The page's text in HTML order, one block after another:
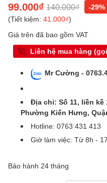
99.000₫ 140.000₫
-29%
(Tiết kiệm: 41.000₫)
Giá trên đã bao gồm VAT
Liên hệ mua hàng
Mr Cường -
Địa chỉ: Số 11, liền
Phường Kiến Hưng,
Hotline: 0763 431 413
Giờ làm việc: Từ 8h -
Bảo hành 24 tháng